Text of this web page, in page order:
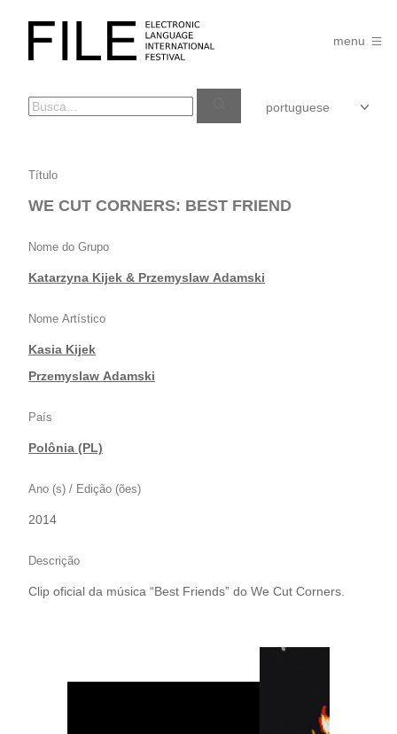
FILE
FESTIVAL
menu
WE
CUT
BEST
FRIEND
Título
WE CUT CORNERS: BEST FRIEND
Nome do Grupo
Katarzyna Kijek & Przemyslaw Adamski
Nome Artístico
Kasia Kijek
|Przemyslaw Adamski
País
Polônia (PL)
Ano (s) / Edição (ões)
2014
Descrição
Clip oficial da música “Best Friends” do We Cut Corners.